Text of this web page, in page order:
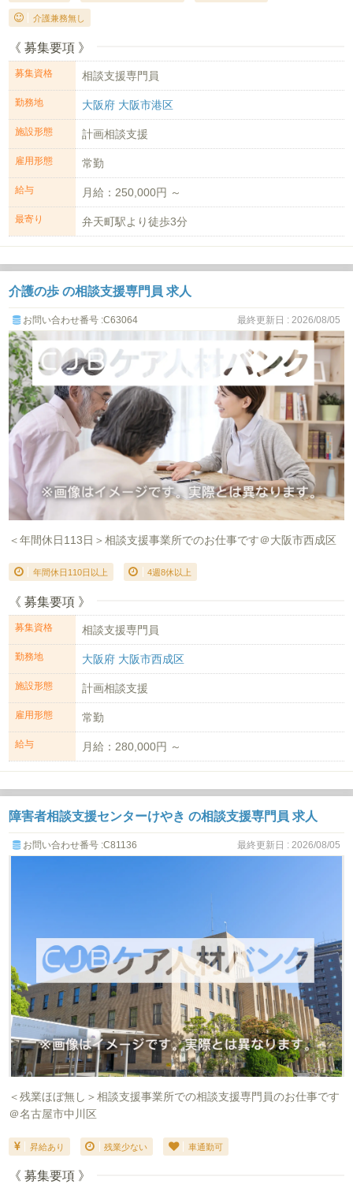
介護兼務無し
《 募集要項 》
募集資格 相談支援専門員
勤務地 大阪府 大阪市港区
施設形態 計画相談支援
雇用形態 常勤
給与 月給：250,000円 ～
最寄り 弁天町駅より徒歩3分
介護の歩 の相談支援専門員 求人
お問い合わせ番号 :C63064 最終更新日 : 2026/08/05
＜年間休日113日＞相談支援事業所でのお仕事です＠大阪市西成区
年間休日110日以上 4週8休以上
《 募集要項 》
募集資格 相談支援専門員
勤務地 大阪府 大阪市西成区
施設形態 計画相談支援
雇用形態 常勤
給与 月給：280,000円 ～
障害者相談支援センターけやき の相談支援専門員 求人
お問い合わせ番号 :C81136 最終更新日 : 2026/08/05
＜残業ほぼ無し＞相談支援事業所での相談支援専門員のお仕事です
＠名古屋市中川区
昇給あり 残業少ない 車通勤可
《 募集要項 》